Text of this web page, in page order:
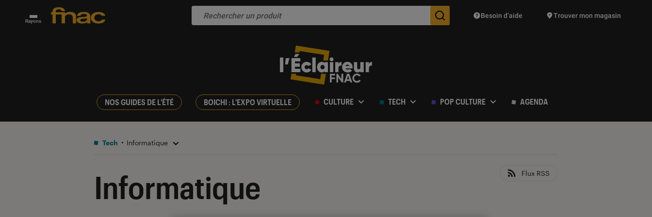
Rayons Des suggestions de produits vont vous être proposées
Besoin d’aide Trouver mon magasin
NOS GUIDES DE L'ÉTÉ BOICHI : L'EXPO VIRTUELLE CULTURE TECH POP CULTURE AGENDA
Tech Informatique
Informatique Flux RSS